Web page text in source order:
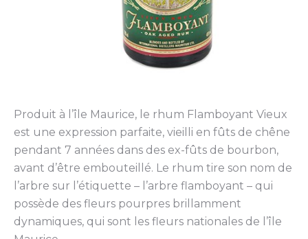
Produit à l’île Maurice, le rhum Flamboyant Vieux
est une expression parfaite, vieilli en fûts de chêne
pendant 7 années dans des ex-fûts de bourbon,
avant d’être embouteillé. Le rhum tire son nom de
l’arbre sur l’étiquette – l’arbre flamboyant – qui
possède des fleurs pourpres brillamment
dynamiques, qui sont les fleurs nationales de l’île